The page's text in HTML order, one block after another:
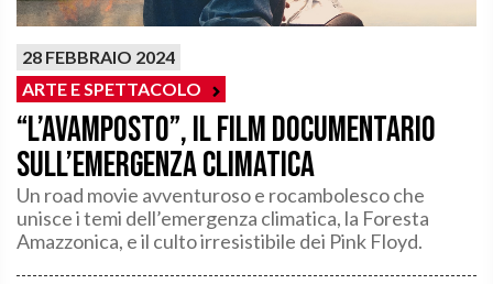
28 FEBBRAIO 2024
ARTE E SPETTACOLO
“L’avamposto”, il film documentario
sull’emergenza climatica
Un road movie avventuroso e rocambolesco che
unisce i temi dell’emergenza climatica, la Foresta
Amazzonica, e il culto irresistibile dei Pink Floyd.